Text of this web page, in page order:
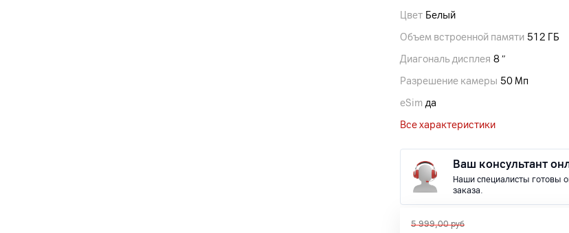
Цвет Белый
Объем встроенной памяти 512 ГБ
Диагональ дисплея 8 ″
Разрешение камеры 50 Мп
eSim да
Все характеристики
Ваш консультант
Наши специалисты готовы
заказа.
5 999,00 руб